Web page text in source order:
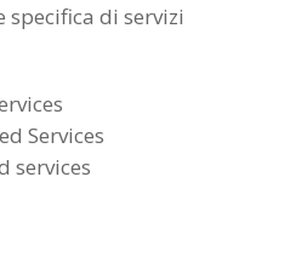
di servizi
Services
services